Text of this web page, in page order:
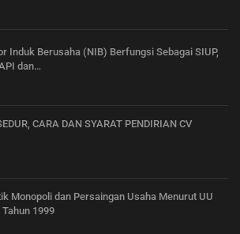
Induk Berusaha (NIB) Berfungsi Sebagai SIUP,
dan…
CARA DAN SYARAT PENDIRIAN CV
Monopoli dan Persaingan Usaha Menurut UU
Tahun 1999